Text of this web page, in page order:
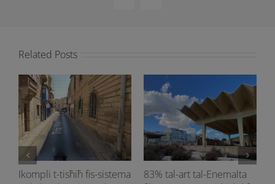
Related Posts
Ikompli t-tisħiħ fis-sistema
83% tal-art tal-Enemalta